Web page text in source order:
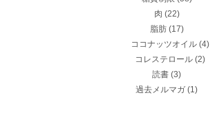
肉 (22)
脂肪(17)
ココナッツオイル (4)
コレステロール (2)
読書 (3)
過去メルマガ (1)